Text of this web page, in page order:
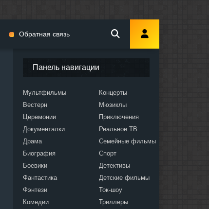
Панель навигации
Мультфильмы
Вестерн
Церемонии
Документалки
Драма
Биография
Боевики
Фантастика
Фэнтези
Комедии
Концерты
Мюзиклы
Приключения
Реальное ТВ
Семейные фильмы
Спорт
Детективы
Детские фильмы
Ток-шоу
Триллеры
Обратная связь